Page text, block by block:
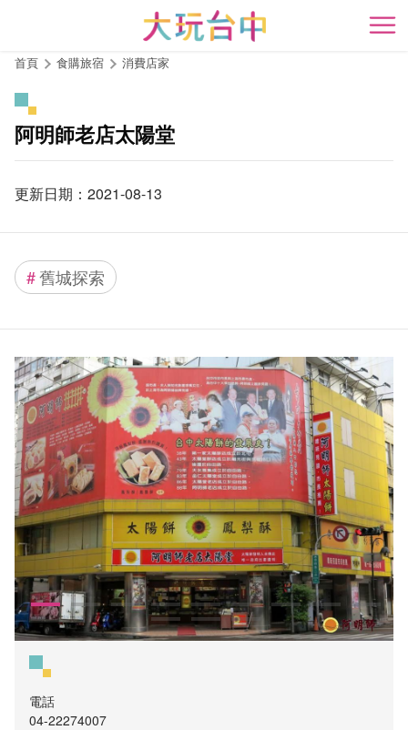
開
首頁 食購旅宿 消費店家
阿明師老店太陽堂
更新日期：2021-08-13
#舊城探索
電話
04-22274007